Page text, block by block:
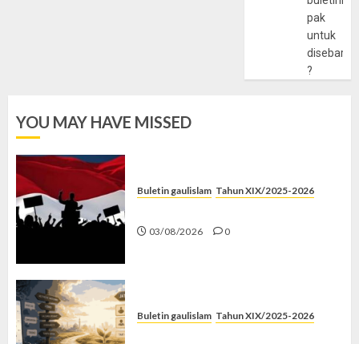
pak
untuk
?
YOU MAY HAVE MISSED
Buletin gaulislam Tahun XIX/2025-2026
03/08/2026 0
Buletin gaulislam Tahun XIX/2025-2026